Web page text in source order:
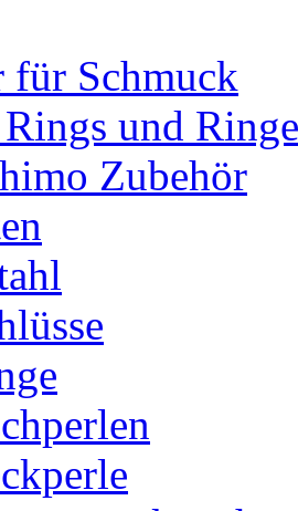
für Schmuck
und
Zubehör